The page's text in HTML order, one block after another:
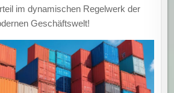
im dynamischen Regelwerk der
Geschäftswelt!